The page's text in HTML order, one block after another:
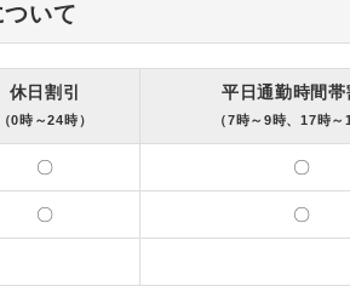
いて
休日割引
（0時～24時）
平日通勤時間帯
（7時～9時、17時～
〇 〇
〇 〇